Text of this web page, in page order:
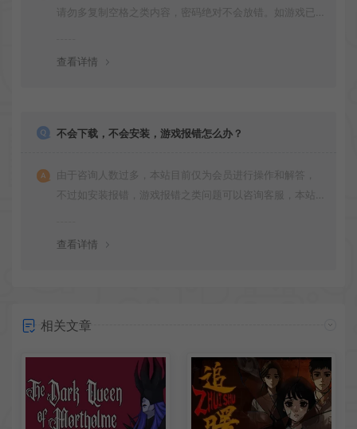
请勿多复制空格之类内容，密码绝对不会放错。如游戏已
查看详情
不会下载，不会安装，游戏报错怎么办？
由于咨询人数过多，本站目前仅为会员进行操作和解答，
不过如安装报错，游戏报错之类问题可以咨询客服，本站
查看详情
相关文章